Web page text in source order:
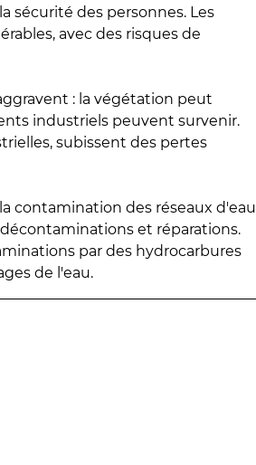
sécurité des personnes. Les
avec des risques de
: la végétation peut
industriels peuvent survenir.
subissent des pertes
contamination des réseaux d'eau
et réparations.
par des hydrocarbures
de l'eau.